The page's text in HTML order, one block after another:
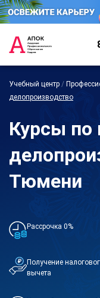
Учебный центр /
делопроизводство
Курсы по
Тюмени
Рассрочка 0%
Получение
вычета